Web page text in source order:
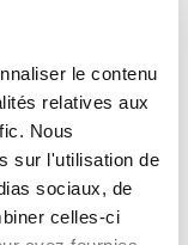
le contenu
relatives aux
Nous
sur l'utilisation de
sociaux, de
celles-ci
italien
Claudio